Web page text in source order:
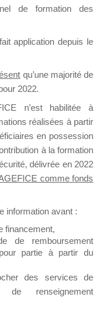
mois
de
à l’Appel à
au support
un message
de formation des
application depuis le
qu’une majorité de
2022.
n’est habilitée à
réalisées à partir
en possession
à la formation
délivrée en 2022
comme fonds
information avant :
financement,
de remboursement
partie à partir du
des services de
renseignement